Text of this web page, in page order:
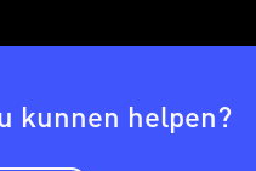
kunnen helpen?